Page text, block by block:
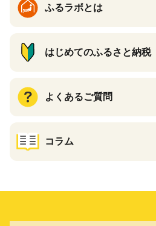
ふるラボとは
はじめてのふるさと納税
よくあるご質問
コラム